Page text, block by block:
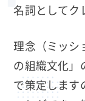
名詞としてク
理念（ミッシ
の組織文化」
で策定します